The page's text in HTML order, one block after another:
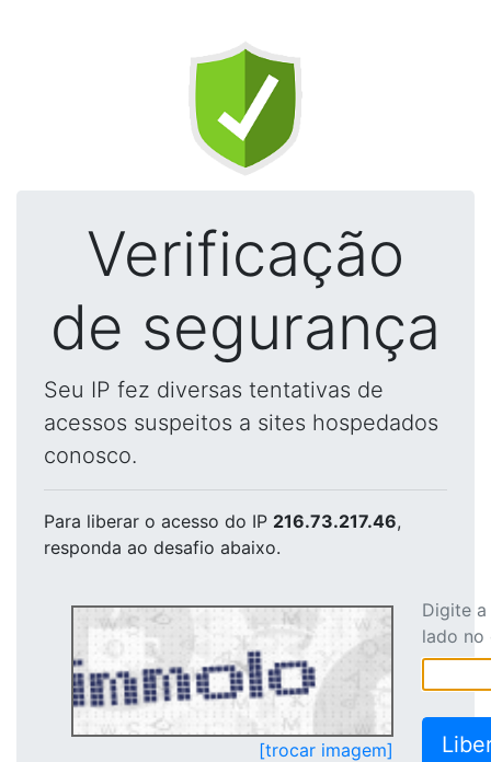
Verificação
de segurança
Seu IP fez diversas tentativas de
acessos suspeitos a sites hospedados
conosco.
Para liberar o acesso do IP 216.73.217.46,
responda ao desafio abaixo.
[trocar imagem]
Digite
lado no